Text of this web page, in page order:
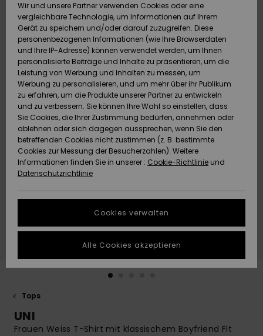
Schuhe&
Flip-Flops
Surf
Snow
Brandneu
Highlights
Schuhe&
Flip-Flops
Surf
Snow
Brandneu
Highlights
Highlights
Snow
SURF
Highlights
Community
SNOW
Snow Shop
Damen
Highlights
Community
DOPPELTER
RABATT
Outlet
Frauen
HILFE & KONTAKT
Retouren
Bezahlung
Geschenkkarte
Quiksilver
Freedom
Datenschutz
Starten Sie eine
um die
schnellste
Antwort auf Ihre
erhalten.
Finden Sie
NACHHALTIGKEIT
SHOPS
QUIKSILVER APP
WUNSCHLISTE
Tops
UNI
Frauen Weiss T-Shirt mit klassischem Boyfriend Fit
Wir und unsere Partner verwenden Cookies oder eine
vergleichbare Technologie, um Informationen auf Ihrem
Gerät zu speichern und/oder darauf zuzugreifen. Diese
personenbezogenen Informationen (wie Ihre Browserdaten
und Ihre IP-Adresse) können verwendet werden, um Ihnen
personalisierte Beiträge und Inhalte zu präsentieren, um die
Leistung von Werbung und Inhalten zu messen, um
Werbung zu personalisieren, und um mehr über ihr Publikum
zu erfahren, um die Produkte unserer Partner zu entwickeln
und zu verbessern. Sie können Ihre Wahl so einstellen, dass
Sie Cookies, die Ihrer Zustimmung bedürfen, annehmen oder
ablehnen oder sich dagegen aussprechen, wenn Sie den
betreffenden Cookies nicht zustimmen (z. B. bestimmte
Cookies zur Messung der Besucherzahlen). Weitere
Informationen finden Sie in unserer : Cookie-Richtlinie und
Datenschutzrichtlinie
Cookies verwalten
Alle Cookies akzeptieren